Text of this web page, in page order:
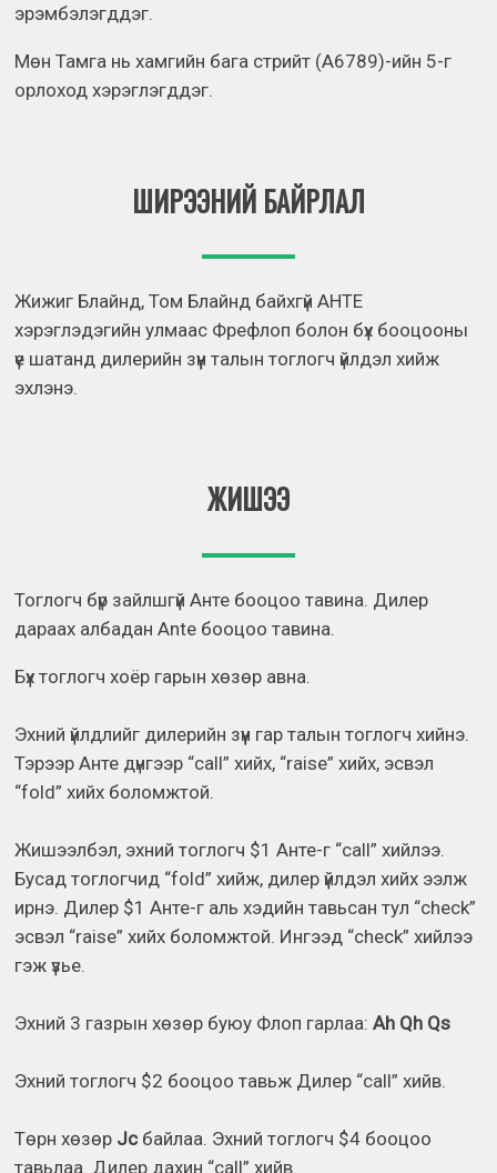
эрэмбэлэгддэг.
Мөн Тамга нь хамгийн бага стрийт (A6789)-ийн 5-г
орлоход хэрэглэгддэг.
ШИРЭЭНИЙ БАЙРЛАЛ
Жижиг Блайнд, Том Блайнд байхгүй АНТЕ
хэрэглэдэгийн улмаас Фрефлоп болон бүх бооцооны
үе шатанд дилерийн зүүн талын тоглогч үйлдэл хийж
эхлэнэ.
ЖИШЭЭ
Тоглогч бүр зайлшгүй Анте бооцоо тавина. Дилер
дараах албадан Ante бооцоо тавина.
Бүх тоглогч хоёр гарын хөзөр авна.
Эхний үйлдлийг дилерийн зүүн гар талын тоглогч хийнэ.
Тэрээр Анте дүнгээр “call” хийх, “raise” хийх, эсвэл
“fold” хийх боломжтой.
Жишээлбэл, эхний тоглогч $1 Анте-г “call” хийлээ.
Бусад тоглогчид “fold” хийж, дилер үйлдэл хийх ээлж
ирнэ. Дилер $1 Анте-г аль хэдийн тавьсан тул “check”
эсвэл “raise” хийх боломжтой. Ингээд “check” хийлээ
гэж үзье.
Эхний 3 газрын хөзөр буюу Флоп гарлаа:Ah Qh Qs
Эхний тоглогч $2 бооцоо тавьж Дилер “call” хийв.
Төрн хөзөр Jc байлаа. Эхний тоглогч $4 бооцоо
тавьлаа. Дилер дахин “call” хийв.